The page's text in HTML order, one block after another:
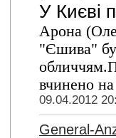
У Києві
Арона
"Єшива"
вчинено
09.04.2012
General-